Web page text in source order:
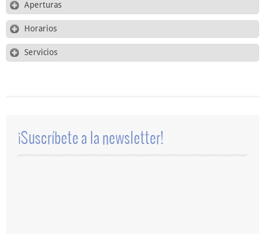
Aperturas
Horarios
Servicios
¡Suscríbete a la newsletter!